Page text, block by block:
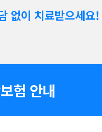
없이 치료받으세요!
험 안내